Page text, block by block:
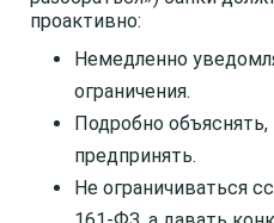
проактивно:
Немедленно
ограничения.
Подробно
предпринять.
Не ограничиваться